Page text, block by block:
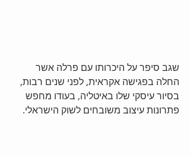
שגב סיפר על היכרותו עם פרלה אשר
החלה בפגישה אקראית, לפני שנים רבות,
בסיור עיסקי שלו באיטליה, בעודו מחפש
פתרונות עיצוב משובחים לשוק הישראלי.